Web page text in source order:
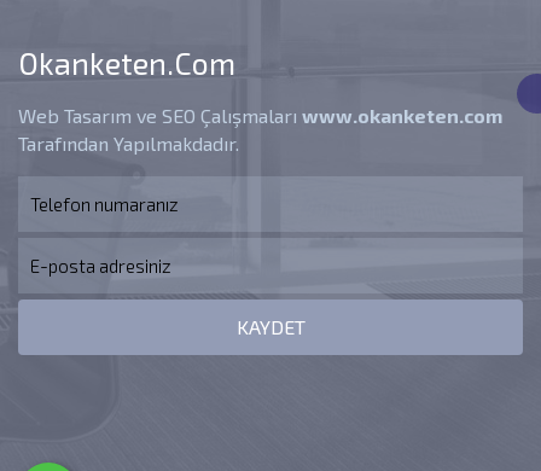
Okanketen.com
Web Tasarım ve SEO Çalışmaları www.okanketen.com
Tarafından Yapılmakdadır.
KAYDET